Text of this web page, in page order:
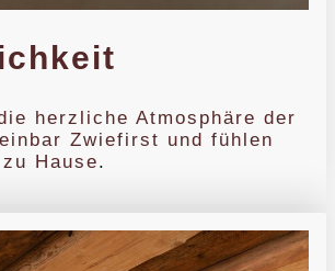
herzliche Atmosphäre der
Zwiefirst und fühlen
Hause.